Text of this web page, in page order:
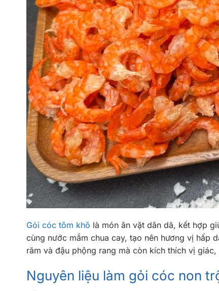
Gỏi cóc tôm khô là món ăn vặt dân dã, kết hợp
cùng nước mắm chua cay, tạo nên hương vị hấp
răm và đậu phộng rang mà còn kích thích vị
Nguyên liệu làm gỏi cóc non